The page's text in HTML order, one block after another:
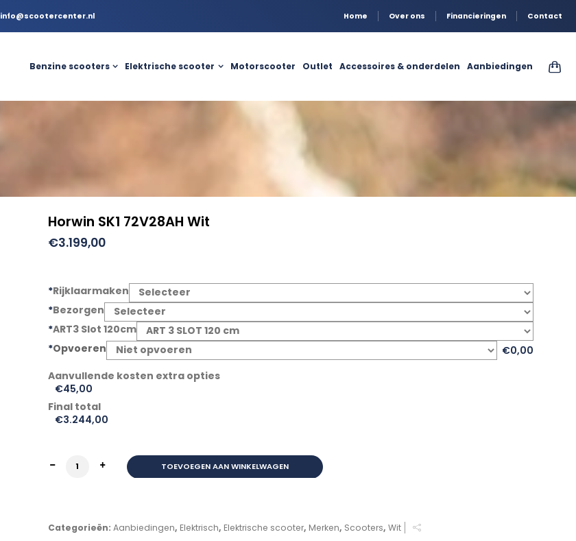
info@scootercenter.nl Home Over ons Financieringen Contact
Benzine scooters Elektrische scooter Motorscooter Outlet Accessoires & onderdelen Aanbiedingen
Horwin SK1 72V28AH Wit
€3.199,00
*Rijklaarmaken
*Bezorgen
*ART3 Slot 120cm
*Opvoeren €0,00
€45,00
Final total
€3.244,00
Horwin SK1 72V28AH Wit aantalTOEVOEGEN AAN WINKELWAGEN
Categorieën:Aanbiedingen, Elektrisch, Elektrische scooter, Merken, Scooters,Wit